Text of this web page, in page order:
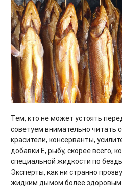
Тем, кто не может устоять
советуем внимательно читать
красители, консерванты,
добавки Е, рыбу, скорее всего,
специальной жидкости по
Эксперты, как ни странно
жидким дымом более здоровым